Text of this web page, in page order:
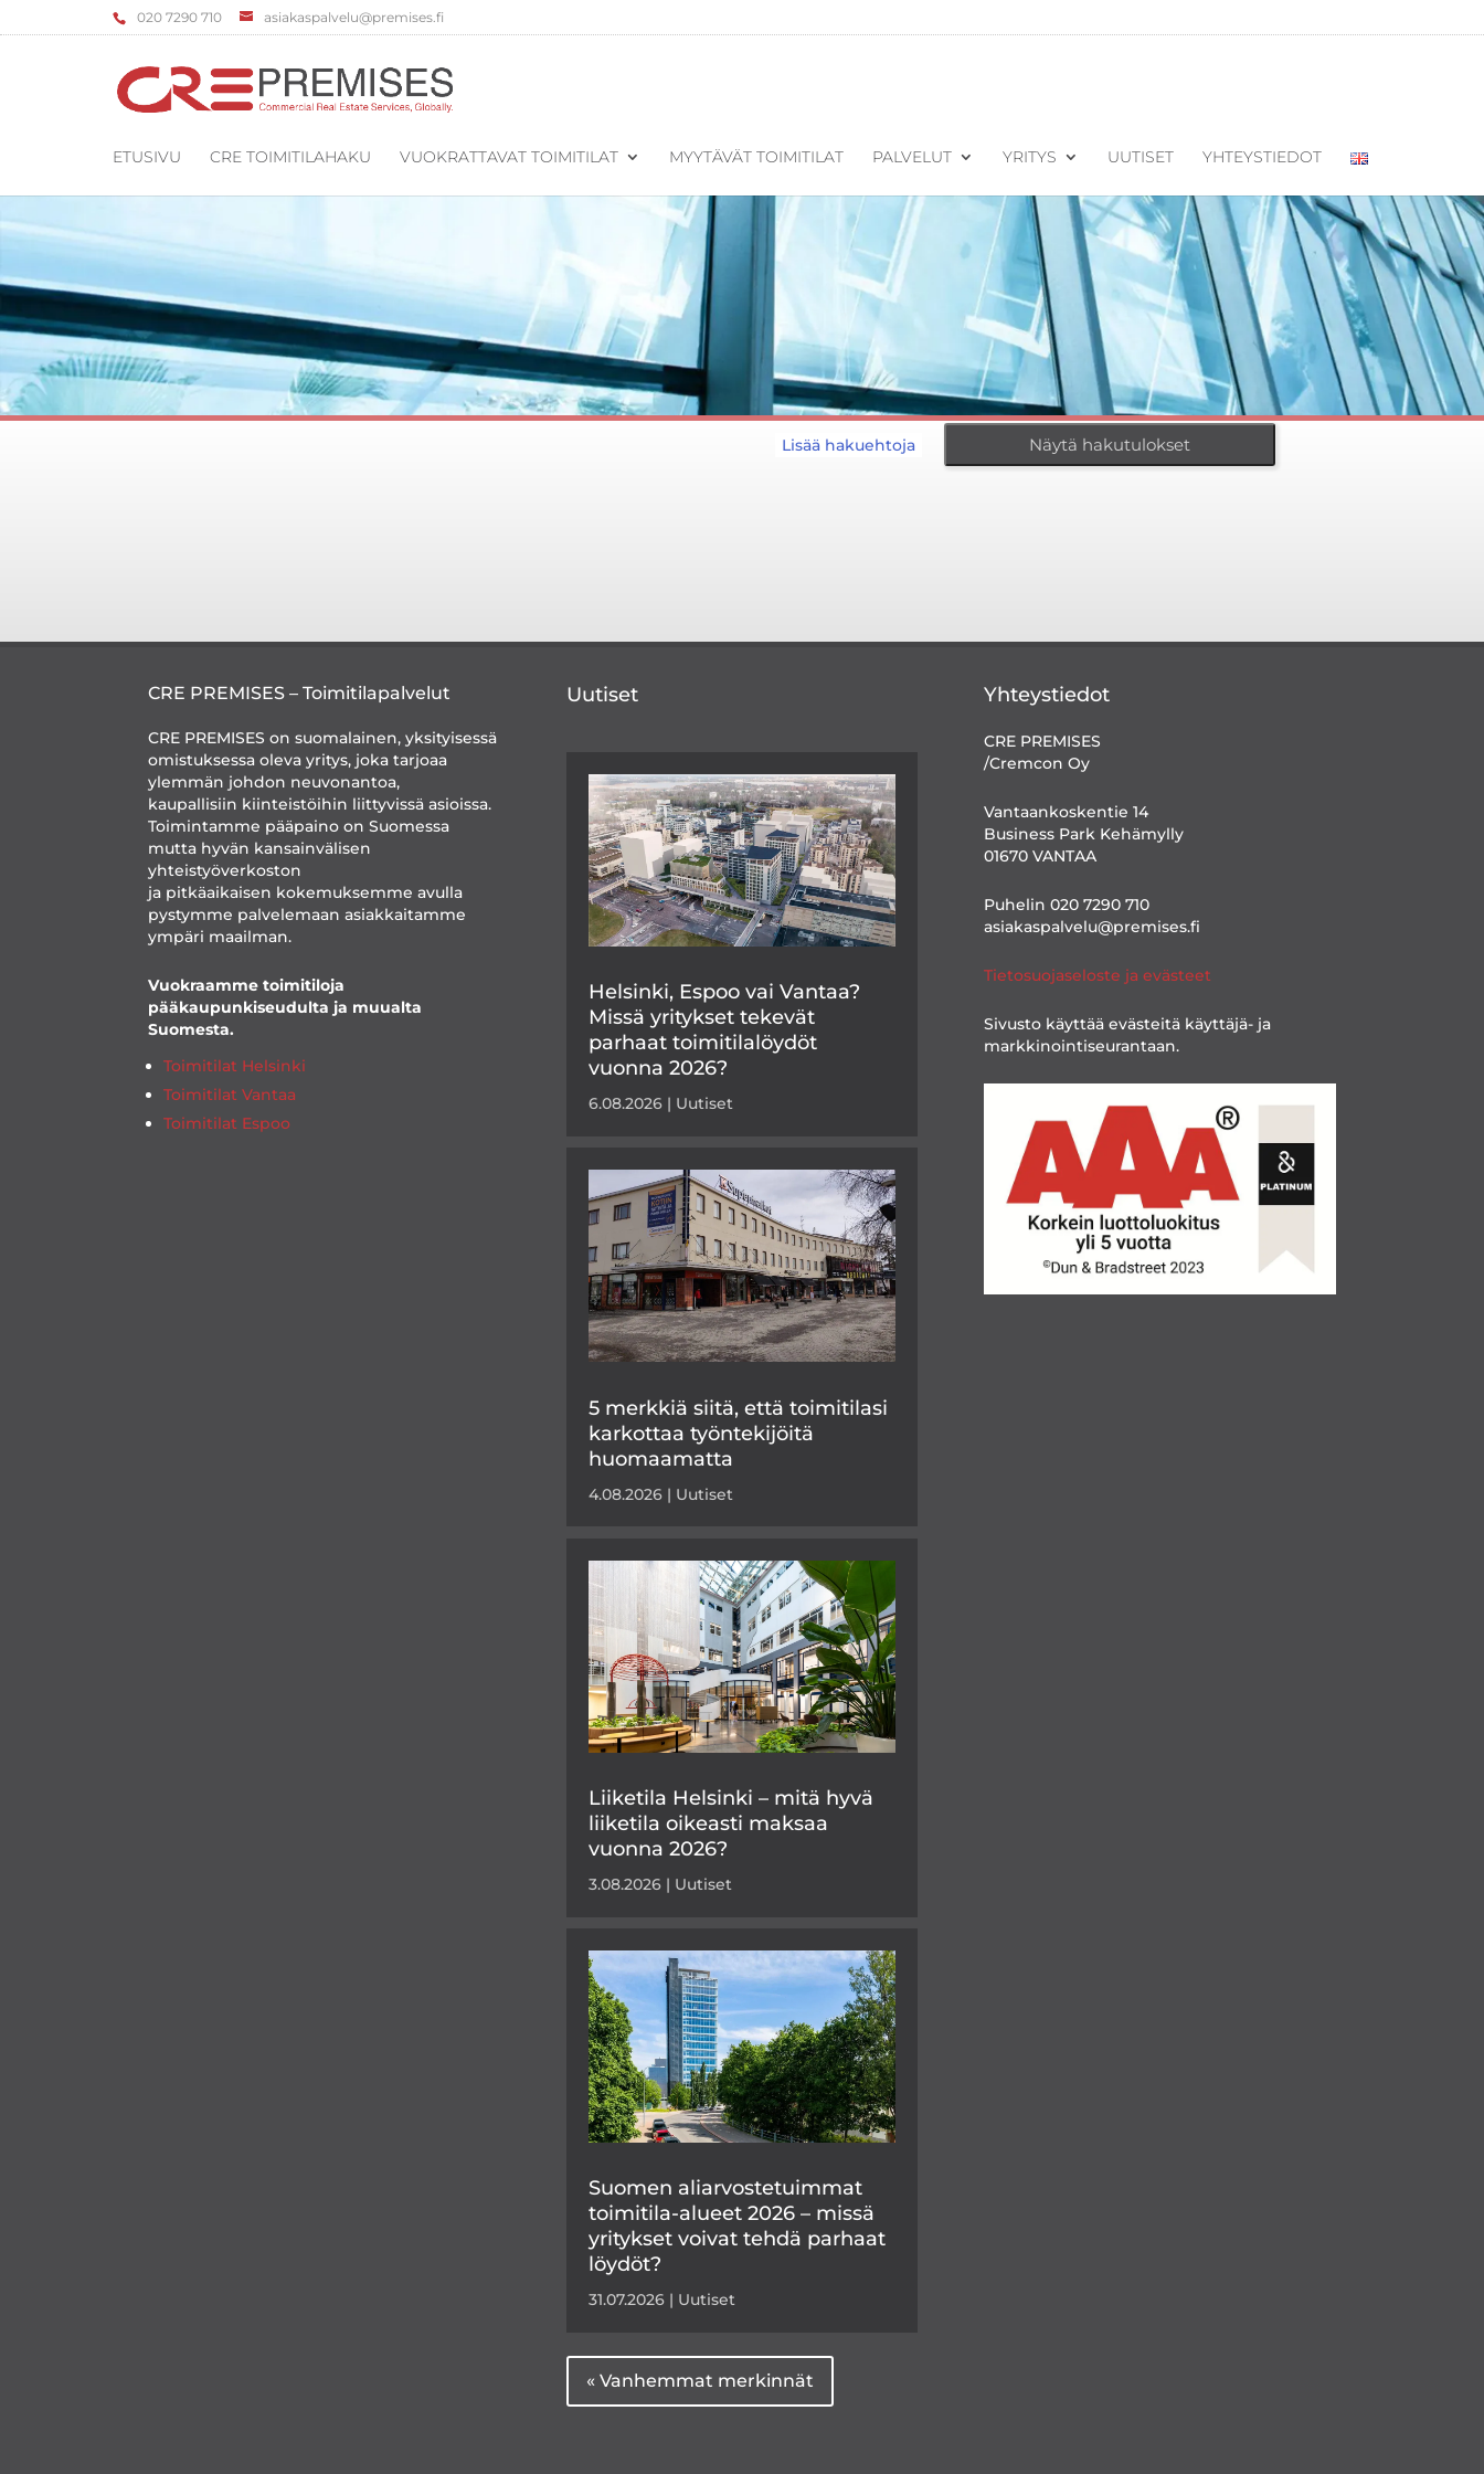
‌020 7290 710 asiakaspalvelu@premises.fi
ETUSIVU CRE TOIMITILAHAKU VUOKRATTAVAT TOIMITILAT MYYTÄVÄT TOIMITILAT PALVELUT YRITYS UUTISET YHTEYSTIEDOT
Lisää hakuehtoja Näytä hakutulokset
CRE PREMISES – Toimitilapalvelut
CRE PREMISES on suomalainen, yksityisessä
omistuksessa oleva yritys, joka tarjoaa
ylemmän johdon neuvonantoa,
kaupallisiin kiinteistöihin liittyvissä asioissa.
Toimintamme pääpaino on Suomessa
mutta hyvän kansainvälisen
yhteistyöverkoston
ja pitkäaikaisen kokemuksemme avulla
pystymme palvelemaan asiakkaitamme
ympäri maailman.
Vuokraamme toimitiloja
pääkaupunkiseudulta ja muualta
Suomesta.
Toimitilat Helsinki
Toimitilat Vantaa
Toimitilat Espoo
Uutiset
Helsinki, Espoo vai Vantaa?
Missä yritykset tekevät
parhaat toimitilalöydöt
vuonna 2026?
6.08.2026| Uutiset
5 merkkiä siitä, että toimitilasi
karkottaa työntekijöitä
huomaamatta
4.08.2026| Uutiset
Liiketila Helsinki – mitä hyvä
liiketila oikeasti maksaa
vuonna 2026?
3.08.2026| Uutiset
Suomen aliarvostetuimmat
toimitila-alueet 2026 – missä
yritykset voivat tehdä parhaat
löydöt?
31.07.2026| Uutiset
« Vanhemmat merkinnät
Yhteystiedot
CRE PREMISES
/Cremcon Oy
Vantaankoskentie 14
Business Park Kehämylly
01670 VANTAA
Puhelin 020 7290 710
asiakaspalvelu@premises.fi
Tietosuojaseloste ja evästeet
Sivusto käyttää evästeitä käyttäjä- ja
markkinointiseurantaan.